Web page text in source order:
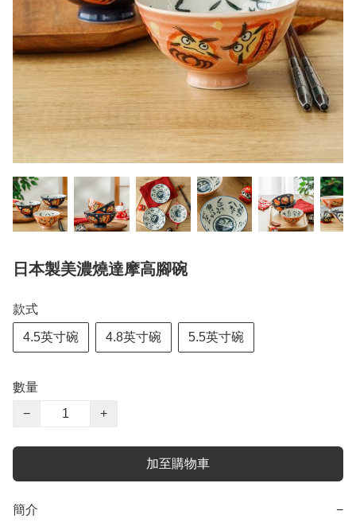
日本製美濃燒達摩高腳碗
款式
4.5英寸碗 4.8英寸碗 5.5英寸碗
數量
−
+
加至購物車
簡介 −